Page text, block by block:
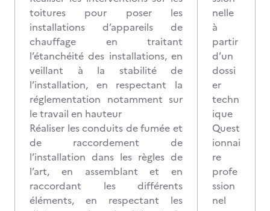
toitures pour poser les
installations d’appareils de
chauffage en traitant
l’étanchéité des installations, en
veillant à la stabilité de
l’installation, en respectant la
réglementation notamment sur
le travail en hauteur
Réaliser les conduits de fumée et
de raccordement de
l’installation dans les règles de
l’art, en assemblant et en
raccordant les différents
éléments, en respectant les
nelle
à
partir
d’un
dossi
er
techn
ique
Quest
ionnai
re
profe
ssion
nel